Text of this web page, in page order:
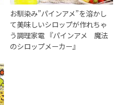
お馴染み”パインアメ”を溶かし
て美味しいシロップが作れちゃ
う調理家電 『パインアメ 魔法
のシロップメーカー』